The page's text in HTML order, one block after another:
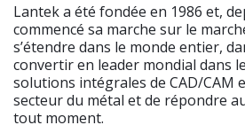
Lantek a été fondée en 1986 et,
commencé sa marche sur le
s’étendre dans le monde entier,
convertir en leader mondial dans
solutions intégrales de CAD/CAM
secteur du métal et de répondre
tout moment.